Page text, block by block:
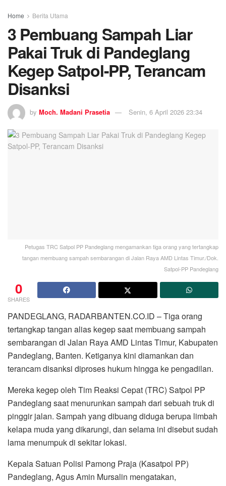
Home Berita Utama
3 Pembuang Sampah Liar
Pakai Truk di Pandeglang
Kegep Satpol-PP, Terancam
Disanksi
by Moch. Madani Prasetia Senin, 6 April 2026 23:34
Petugas TRC Satpol PP Pandeglang mengamankan tiga orang yang tertangkap
tangan membuang sampah sembarangan di Jalan Raya AMD Lintas Timur./Dok.
Satpol-PP Pandeglang
0
SHARES
PANDEGLANG, RADARBANTEN.CO.ID – Tiga orang
tertangkap tangan alias kegep saat membuang sampah
sembarangan di Jalan Raya AMD Lintas Timur, Kabupaten
Pandeglang, Banten. Ketiganya kini diamankan dan
terancam disanksi diproses hukum hingga ke pengadilan.
Mereka kegep oleh Tim Reaksi Cepat (TRC) Satpol PP
Pandeglang saat menurunkan sampah dari sebuah truk di
pinggir jalan. Sampah yang dibuang diduga berupa limbah
kelapa muda yang dikarungi, dan selama ini disebut sudah
lama menumpuk di sekitar lokasi.
Kepala Satuan Polisi Pamong Praja (Kasatpol PP)
Pandeglang, Agus Amin Mursalin mengatakan,